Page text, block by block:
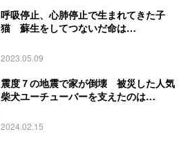
呼吸停止、心肺停止で生まれてきた子
猫 蘇生をしてつないだ命は…
2023.05.09
震度７の地震で家が倒壊 被災した人気
柴犬ユーチューバーを支えたのは…
2024.02.15